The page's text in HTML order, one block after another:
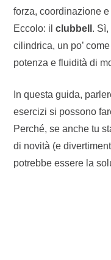
forza, coordinazione
Eccolo: ilclubbell . Sì,
cilindrica, un po’
potenza e fluidità di
In questa guida,
esercizi si possono
Perché, se anche tu
di novità (e
potrebbe essere la